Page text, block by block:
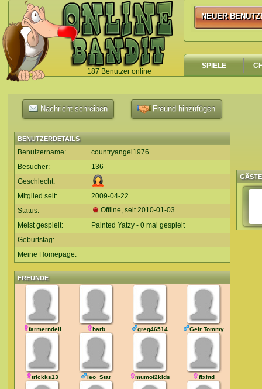
187 Benutzer online
`
NEUER
NEUER
SPIELE
Nachricht schreiben Freund hinzufügen
BENUTZERDETAILS
Benutzername:
countryangel1976
Besucher:
136
Geschlecht:
Mitglied seit:
2009-04-22
Status:
Offline, seit2010-01-03
Meist gespielt:
Painted Yatzy - 0 mal gespielt
Geburtstag:
...
Meine Homepage:
FREUNDE
farmerndell barb greg46514 Geir Tommy
trickks13 leo_Star mumof2kids flxhtd